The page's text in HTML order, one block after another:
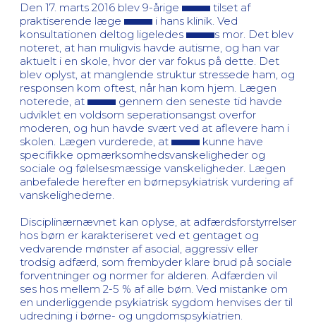
Den 17. marts 2016 blev 9-årige
tilset af
praktiserende læge
i hans klinik. Ved
konsultationen deltog ligeledes
s mor. Det blev
noteret, at han muligvis havde autisme, og han var
aktuelt i en skole, hvor der var fokus på dette. Det
blev oplyst, at manglende struktur stressede ham, og
responsen kom oftest, når han kom hjem. Lægen
noterede, at
gennem den seneste tid havde
udviklet en voldsom seperationsangst overfor
moderen, og hun havde svært ved at aflevere ham i
skolen. Lægen vurderede, at
kunne have
specifikke opmærksomhedsvanskeligheder og
sociale og følelsesmæssige vanskeligheder. Lægen
anbefalede herefter en børnepsykiatrisk vurdering af
vanskelighederne.
Disciplinærnævnet kan oplyse, at adfærdsforstyrrelser
hos børn er karakteriseret ved et gentaget og
vedvarende mønster af asocial, aggressiv eller
trodsig adfærd, som frembyder klare brud på sociale
forventninger og normer for alderen. Adfærden vil
ses hos mellem 2-5 % af alle børn. Ved mistanke om
en underliggende psykiatrisk sygdom henvises der til
udredning i børne- og ungdomspsykiatrien.